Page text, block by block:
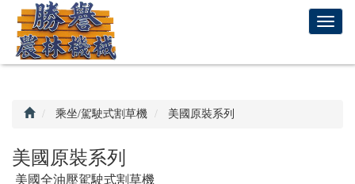
T
回
首
頁
乘坐/駕駛式割草機 美國原裝系列
美國原裝系列
美國全油壓駕駛式割草機